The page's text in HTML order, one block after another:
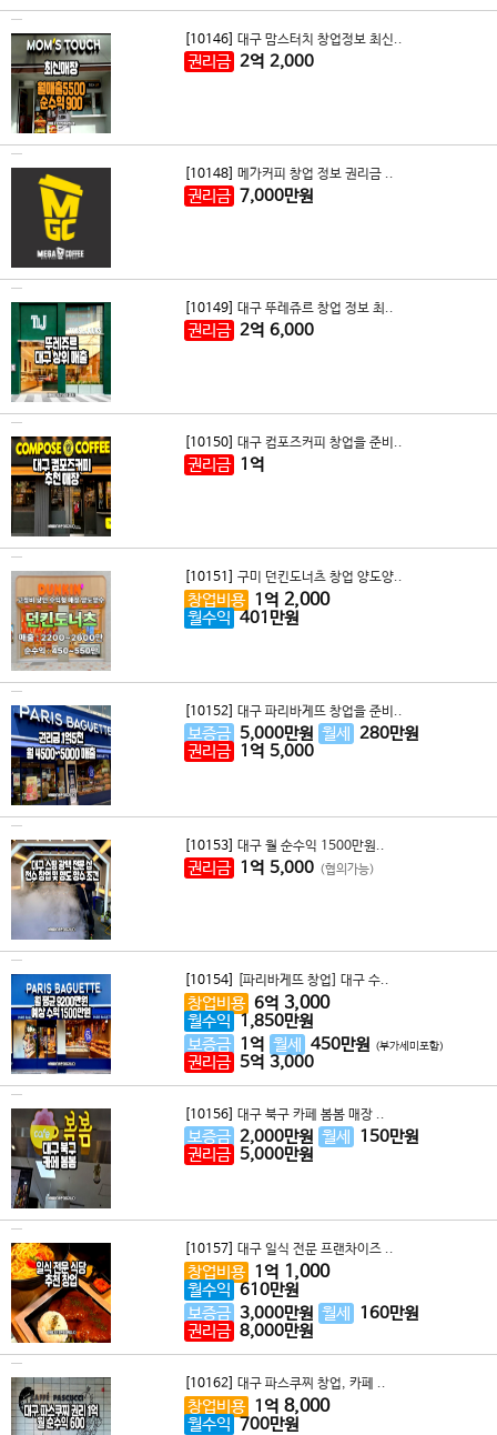
[10146] 대구 맘스터치 창업정보 최신..
권리금 2억 2,000
[10148] 메가커피 창업 정보 권리금 ..
권리금 7,000만원
[10149] 대구 뚜레쥬르 창업 정보 최..
권리금 2억 6,000
[10150] 대구 컴포즈커피 창업을 준비..
권리금 1 억
[10151] 구미 던킨도너츠 창업 양도양..
창업비용 1 억 2,000
월수익 401 만원
[10152] 대구 파리바게뜨 창업을 준비..
보증금 5,000만원 월세 280만원
권리금 1 억 5,000
[10153] 대구 월 순수익 1500만원..
권리금 1 억 5,000 (협의가능)
[10154] [파리바게뜨 창업] 대구 수..
창업비용 6억 3,000
월수익 1,850만원
보증금 1 억 월세 450만원 (부가세미포함)
권리금 5억 3,000
[10156] 대구 북구 카페 봄봄 매장 ..
보증금 2,000만원 월세 150만원
권리금 5,000만원
[10157] 대구 일식 전문 프랜차이즈 ..
창업비용 1 억 1,000
월수익 610만원
보증금 3,000만원 월세 160만원
권리금 8,000만원
[10162] 대구 파스쿠찌 창업, 카페 ..
창업비용 1 억 8,000
월수익 700만원